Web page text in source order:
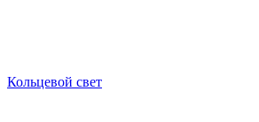
Кольцевой свет